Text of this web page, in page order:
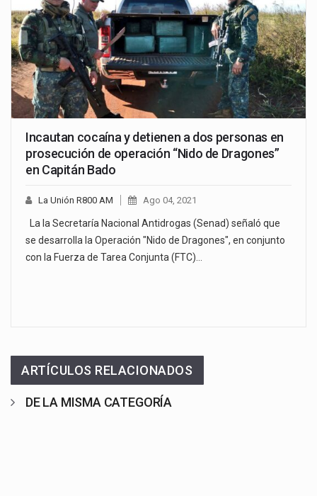
Incautan cocaína y detienen a dos personas en
prosecución de operación “Nido de Dragones”
en Capitán Bado
La Unión R800 AM Ago 04, 2021
La la Secretaría Nacional Antidrogas (Senad) señaló que
se desarrolla la Operación "Nido de Dragones", en conjunto
con la Fuerza de Tarea Conjunta (FTC)…
ARTÍCULOS RELACIONADOS
DE LA MISMA CATEGORÍA